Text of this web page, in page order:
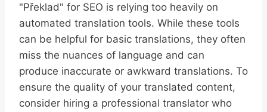
"Překlad" for ‌SEO is ⁣relying too heavily on
automated translation tools. While these tools
can be ⁣helpful for basic translations, they often
‍miss ⁢the nuances of language and can
produce inaccurate or awkward translations.‍ To
⁢ensure the quality of ⁢your translated content,
consider‍ hiring a professional translator who